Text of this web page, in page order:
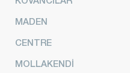
MADEN
CENTRE
MOLLAKENDİ